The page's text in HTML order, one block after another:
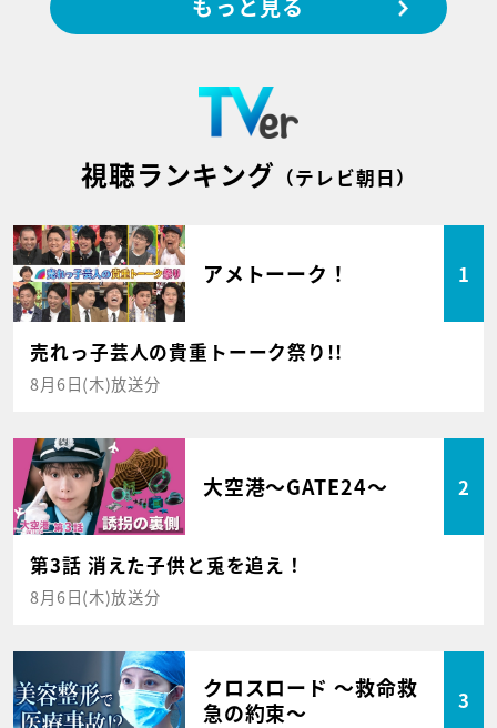
もっと見る
視聴ランキング （テレビ朝日）
アメトーーク！ 1
売れっ子芸人の貴重トーーク祭り!!
8月6日(木)放送分
大空港～GATE24～ 2
第3話 消えた子供と兎を追え！
8月6日(木)放送分
クロスロード ～救命救
急の約束～
3